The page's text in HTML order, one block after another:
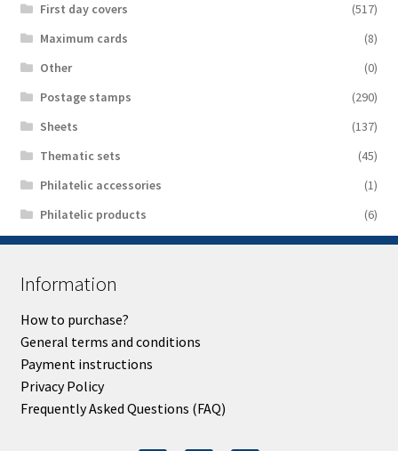
First day covers
(517)
Maximum cards
(8)
Other
(0)
Postage stamps
(290)
Sheets
(137)
Thematic sets
(45)
Philatelic accessories
(1)
Philatelic products
(6)
Information
How to purchase?
General terms and conditions
Payment instructions
Privacy Policy
Frequently Asked Questions (FAQ)